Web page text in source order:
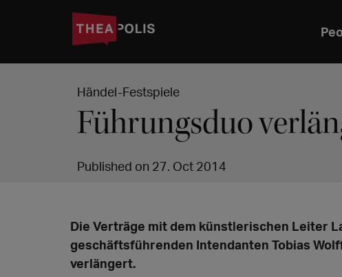
Händel-Festspiele
Führungsduo
Published on 27. Oct 2014
Die Verträge mit dem künstlerischen Leiter
geschäftsführenden Intendanten Tobias
verlängert.